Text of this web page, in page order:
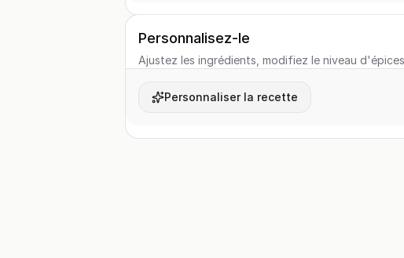
Personnalisez-le
Ajustez les ingrédients, modifiez le niveau
Personnaliser la recette